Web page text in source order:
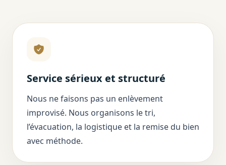
Service sérieux et structuré
Nous ne faisons pas un enlèvement
improvisé. Nous organisons le tri,
l’évacuation, la logistique et la remise du bien
avec méthode.